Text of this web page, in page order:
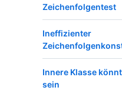
Zeichenfolgentest
Ineffizienter
Innere Klasse
sein